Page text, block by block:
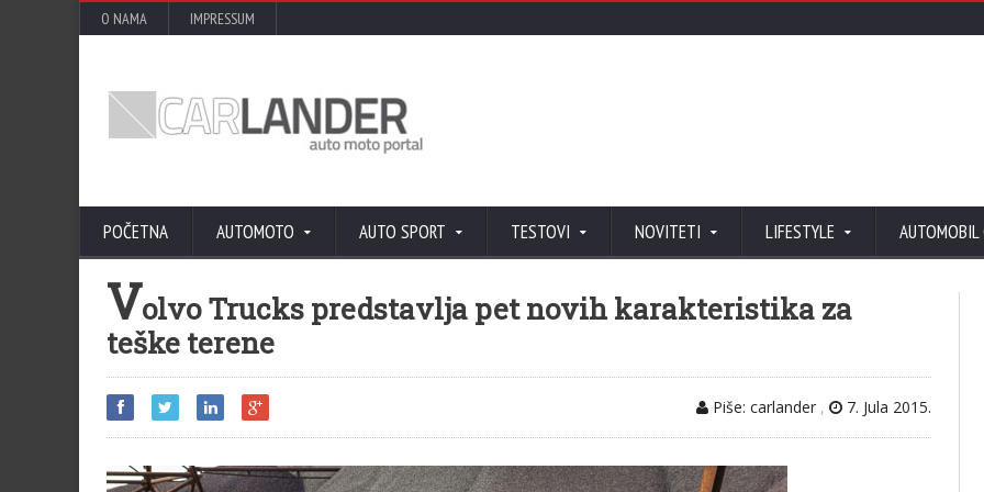
O NAMA IMPRESSUM
POČETNA AUTOMOTO AUTO SPORT TESTOVI NOVITETI LIFESTYLE AUTOMOBIL
Volvo Trucks predstavlja pet novih karakteristika za
teške terene
Piše: carlander , 7. Jula 2015.